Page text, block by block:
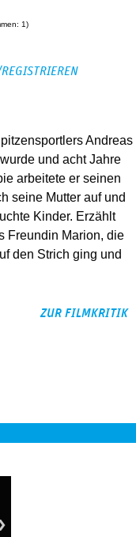
1)
Andreas
und acht Jahre
arbeitete er seinen
seine Mutter auf und
Kinder. Erzählt
Freundin Marion, die
den Strich ging und
ZUR FILMKRITIK